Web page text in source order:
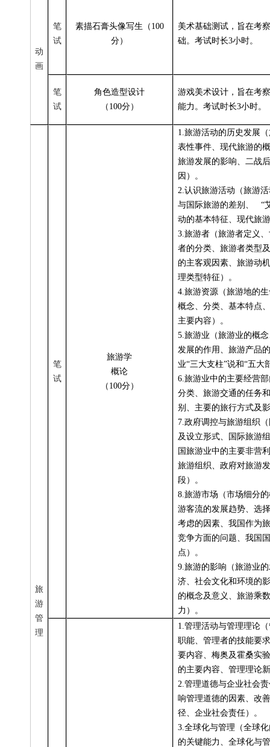
动
画
笔
试
素描石膏头像写生（100
分）
美术基础测试，旨在考
础。考试时长3小时。
笔
试
角色造型设计
（100分）
游戏美术设计，旨在考
能力。考试时长3小时。
旅
游
管
理
笔
试
旅游学
概论
（100分）
1.旅游活动的历史发展
表性事件、现代旅游的
旅游发展的影响、二战
因）。
2.认识旅游活动（旅游
与国际旅游的差别、 “
动的基本特征、现代旅
3.旅游者（旅游者定义
者的分类、旅游者类型
的主客观因素、旅游动
理类型特征）。
4.旅游资源（旅游地的
概念、分类、基本特点
主要内容）。
5.旅游业（旅游业的概
发展的作用、旅游产品
业“三大支柱”说和“五大
6.旅游业中的主要经营
分类、旅游交通的任务
别、主要的旅行方式及
7.政府调控与旅游组织
及设立形式、国际旅游
国旅游业中的主要非营
旅游组织、政府对旅游
段）。
8.旅游市场（市场细分
游客流的发展趋势、选
考虑的因素、我国作为
竞争方面的问题、我国
点）。
9.旅游的影响（旅游业
济、社会文化和环境的
的概念及意义、旅游乘
力）。
1.管理活动与管理理论
职能、管理者的技能要
要内容、梅奥及霍桑实
的主要内容、管理理论
2.管理道德与企业社会
响管理道德的因素、改
径、企业社会责任）。
3.全球化与管理（全球
的关键能力、全球化与